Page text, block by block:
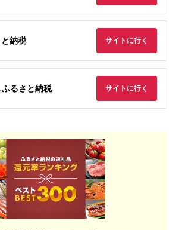
納税 サイトに行く
るさと納税 サイトに行く